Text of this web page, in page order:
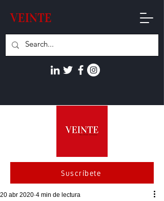
VEINTE
Suscríbete
20 abr 2020 4 min de lectura